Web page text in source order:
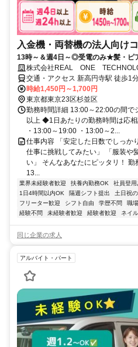
入金機・両替機の法人向け
13時～＆週4日～◎受電のみ★髪・ピ
株式会社REAL ONE
交通・アクセス 新高円寺駅 徒歩1
時給1,450円～1,700円
東京都東京23区杉並区
勤務時間詳細 13:00～22:00の間
以上 ◆1日あたりの勤務時間は応
・13:00～19:00 ・13:00～2...
仕事内容 「安定した日数でしっか
仕事に挑戦してみたい」 「服装や
い」 そんなあなたにピッタリ！ 勤
13...
業界未経験者歓迎 扶養内勤務OK 社員登用
1日4時間以内OK
隔週シフト提出 土日祝
フリーター歓迎
シフト自由 学歴不問 職
経験不問
未経験者歓迎 経験者歓迎 ネイ
同じ企業の求人
アルバイト・パート